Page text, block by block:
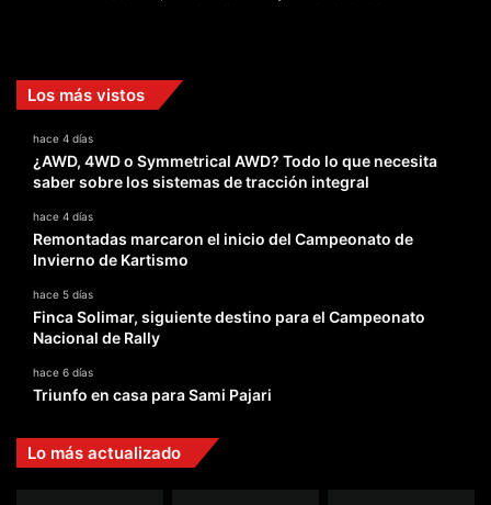
Los más vistos
hace 4 días
¿AWD, 4WD o Symmetrical AWD? Todo lo que necesita
saber sobre los sistemas de tracción integral
hace 4 días
Remontadas marcaron el inicio del Campeonato de
Invierno de Kartismo
hace 5 días
Finca Solimar, siguiente destino para el Campeonato
Nacional de Rally
hace 6 días
Triunfo en casa para Sami Pajari
Lo más actualizado